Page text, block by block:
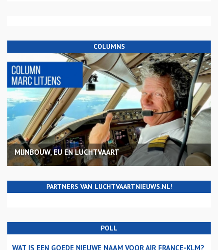
COLUMNS
MIJNBOUW, EU EN LUCHTVAART
PARTNERS VAN LUCHTVAARTNIEUWS.NL!
POLL
WAT IS EEN GOEDE NIEUWE NAAM VOOR AIR FRANCE-KLM?